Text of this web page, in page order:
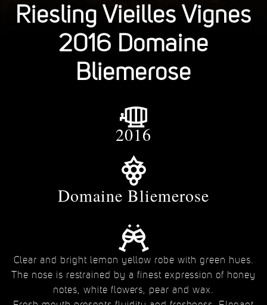
Riesling Vieilles Vignes
2016 Domaine
Bliemerose
2016
Domaine Bliemerose
Clear and bright lemon yellow robe with green hues.
The nose is restrained by a finest expression of honey
notes, white flowers, pear and wax.